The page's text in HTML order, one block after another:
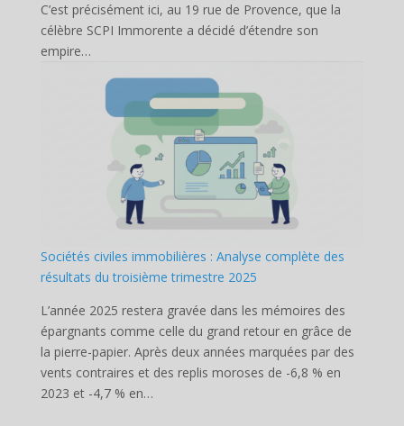
C’est précisément ici, au 19 rue de Provence, que la
célèbre SCPI Immorente a décidé d’étendre son
empire…
Sociétés civiles immobilières : Analyse complète des
résultats du troisième trimestre 2025
L’année 2025 restera gravée dans les mémoires des
épargnants comme celle du grand retour en grâce de
la pierre-papier. Après deux années marquées par des
vents contraires et des replis moroses de -6,8 % en
2023 et -4,7 % en…